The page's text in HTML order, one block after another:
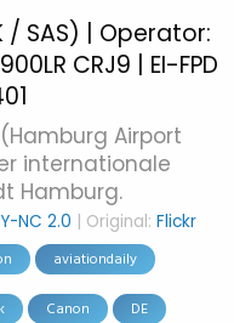
/ SAS) | Operator:
CRJ9 | EI-FPD
Airport
internationale
Hamburg.
NC 2.0 | Original: Flickr
aviationdaily
Canon DE